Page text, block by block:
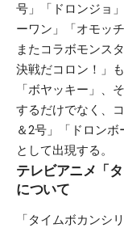
号」「ドロンジョ
ーワン」「オモッ
またコラボモンス
決戦だコロン！」
「ボヤッキー」、
するだけでなく、
＆2号」「ドロンボ
として出現する。
テレビアニメ「
について
「タイムボカンシ